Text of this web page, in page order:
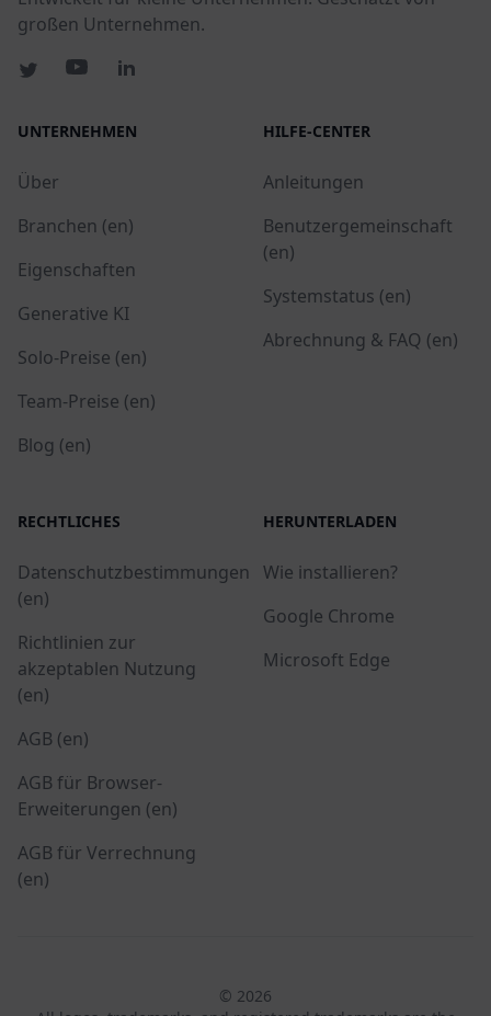
großen Unternehmen.
UNTERNEHMEN
Über
Branchen (en)
Eigenschaften
Generative KI
Solo-Preise (en)
Team-Preise (en)
Blog (en)
HILFE-CENTER
Anleitungen
Benutzergemeinschaft
(en)
Systemstatus (en)
Abrechnung & FAQ (en)
RECHTLICHES
Datenschutzbestimmungen
(en)
Richtlinien zur
akzeptablen Nutzung
(en)
AGB (en)
AGB für Browser-
Erweiterungen (en)
AGB für Verrechnung
(en)
HERUNTERLADEN
Wie installieren?
Google Chrome
Microsoft Edge
© 2026